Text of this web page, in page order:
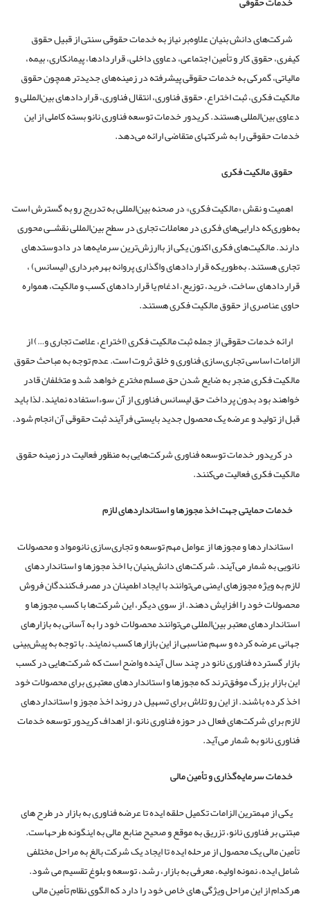
شرکت‌های دانش بنیان علاوه‌بر نیاز به خدمات حقوقی سنتی از قبیل حقوق
کیفری، حقوق کار و تأمین اجتماعی، دعاوی داخلی، قراردادها، پیمانکاری، بیمه،
مالیاتی، گمرکی به خدمات حقوقی پیشرفته در زمینه‌های جدیدتر همچون حقوق
مالکیت فکری، ثبت اختراع، حقوق فناوری، انتقال فناوری، قراردادهای بین‌المللی و
دعاوی بین‌المللی هستند. کریدور خدمات توسعه فناوری نانو بسته کاملی از این
خدمات حقوقی را به شرکتهای متقاضی ارائه می‌دهد.
حقوق مالکیت فکری
اهمیت و نقش «مالکیت فکری» در صحنه بین‌المللی به تدریج رو به گسترش است
به‌طوری‌که دارایی‌های فکری در معاملات تجاری در سطح بین‌المللی نقشــی محوری
دارند. مالکیت‌های فکری اکنون یکی از باارزش‌ترین سرمایه‌ها در دادوستدهای
تجاری هستند. به‌طوریکه قراردادهای واگذاری پروانه بهره‌برداری (لیسانس) ،
قراردادهای ساخت، خرید، توزیع، ادغام یا قراردادهای کسب و مالکیت، همواره
حاوی عناصری از حقوق مالکیت فکری هستند.
ارائه خدمات حقوقی از جمله ثبت مالکیت فکری (اختراع، علامت تجاری و…) از
الزامات اساسی تجاری‌سازی فناوری و خلق ثروت است. عدم توجه به مباحث حقوق
مالکیت فکری منجر به ضایع شدن حق مسلم مخترع خواهد شد و متخلفان قادر
خواهند بود بدون پرداخت حق لیسانس فناوری از آن سوءاستفاده نمایند. لذا باید
قبل از تولید و عرضه یک محصول جدید بایستی فرآیند ثبت حقوقی آن انجام شود.
در کریدور خدمات توسعه فناوری شرکت‌هایی به منظور فعالیت در زمینه حقوق
مالکیت فکری فعالیت می‌کنند.
خدمات حمایتی جهت اخذ مجوزها و استانداردهای لازم
استانداردها و مجوزها از عوامل مهم توسعه و تجاری‌سازی نانومواد و محصولات
نانویی به شمار می‌آیند. شرکت‌های دانش‌بنیان با اخذ مجوزها و استانداردهای
لازم به ویژه مجوزهای ایمنی می‌توانند با ایجاد اطمینان در مصرف‌کنندگان فروش
محصولات خود را افزایش دهند. از سوی دیگر، این شرکت‌ها با کسب مجوزها و
استانداردهای معتبر بین‌المللی می‌توانند محصولات خود را به آسانی به بازارهای
جهانی عرضه کرده و سهم مناسبی از این بازارها کسب نمایند. با توجه به پیش‌بینی
بازار گسترده فناوری نانو در چند سال آینده واضح است که شرکت‌هایی در کسب
این بازار بزرگ موفق‌ترند که مجوزها و استانداردهای معتبری برای محصولات خود
اخذ کرده باشند. از این رو تلاش برای تسهیل در روند اخذ مجوز و استانداردهای
لازم برای شرکت‌های فعال در حوزه فناوری نانو، از اهداف کریدور توسعه خدمات
فناوری نانو به شمار می‌آید.
خدمات سرمایه‌گذاری و تأمین مالی
یکی از مهمترین الزامات تکمیل حلقه ایده تا عرضه فناوری به بازار در طرح های
مبتنی بر فناوری نانو، تزریق به موقع و صحیح منابع مالی به اینگونه طرحهاست.
تأمین مالی یک محصول از مرحله ایده تا ایجاد یک شرکت بالغ به مراحل مختلفی
شامل ایده، نمونه اولیه، معرفی به بازار، رشد، توسعه و بلوغ تقسیم می شود.
هرکدام از این مراحل ویژگی های خاص خود را دارد که الگوی نظام تأمین مالی